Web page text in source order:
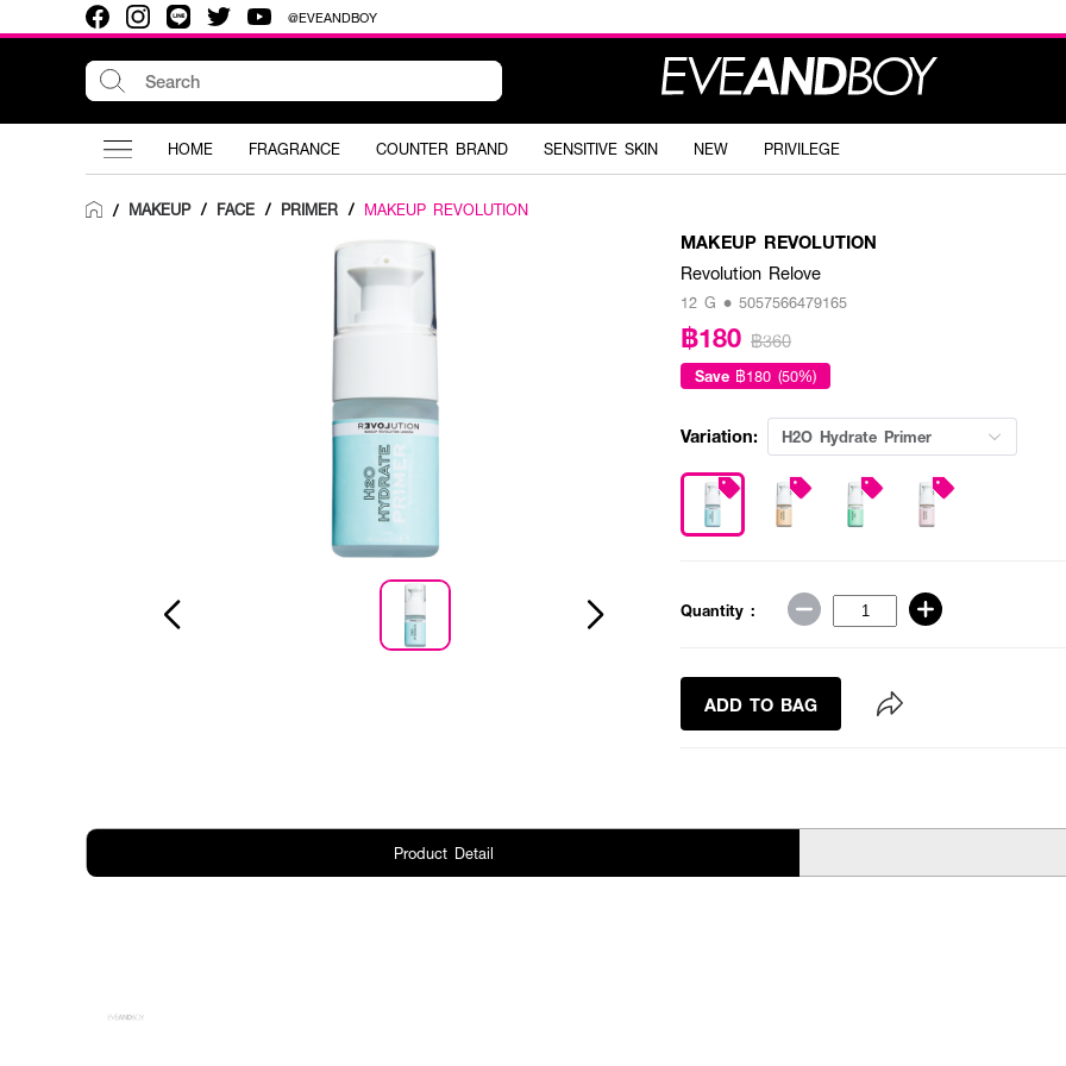
@EVEANDBOY
HOME FRAGRANCE COUNTER BRAND SENSITIVE SKIN NEW PRIVILEGE
/ MAKEUP / FACE / PRIMER / MAKEUP REVOLUTION
MAKEUP REVOLUTION
Revolution Relove
12 G • 5057566479165
฿180 ฿360
Save ฿180 (50%)
Variation: H2O Hydrate Primer
Quantity :
ADD TO BAG
Product Detail